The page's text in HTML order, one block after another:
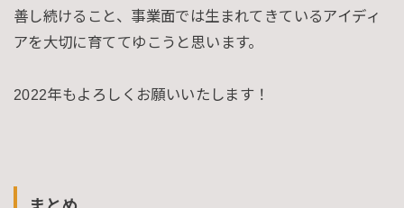
善し続けること、事業面では生まれてきているアイディ
アを大切に育ててゆこうと思います。
2022年もよろしくお願いいたします！